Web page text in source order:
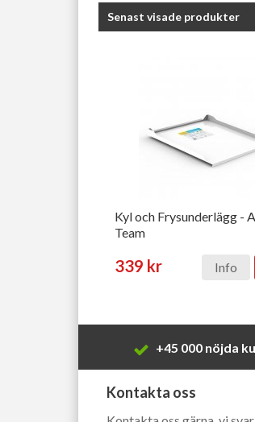
Senast visade produkter
Kyl och Frysunderlägg -
Team
339 kr Info
+45 000 nöjda
Kontakta oss